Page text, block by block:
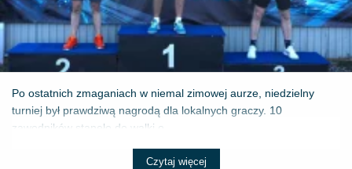
Po ostatnich zmaganiach w niemal zimowej aurze, niedzielny
turniej był prawdziwą nagrodą dla lokalnych graczy. 10
zawodników stanęło do walki o ...
Czytaj więcej